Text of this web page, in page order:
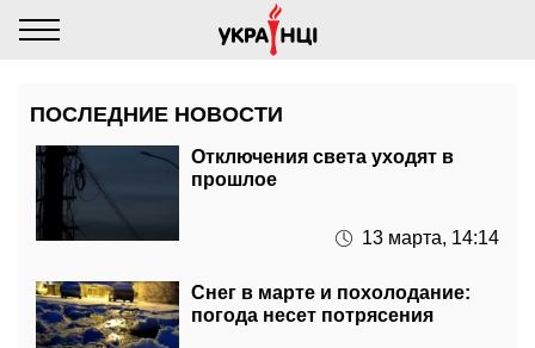
ПОСЛЕДНИЕ НОВОСТИ
Отключения света уходят в
прошлое
13 марта, 14:14
Снег в марте и похолодание:
погода несет потрясения